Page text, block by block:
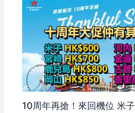
10周年再搶！來回機位 米